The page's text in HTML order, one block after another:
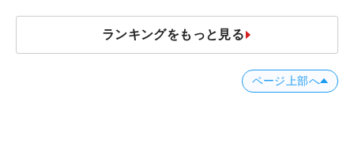
ランキングをもっと見る
ページ上部へ